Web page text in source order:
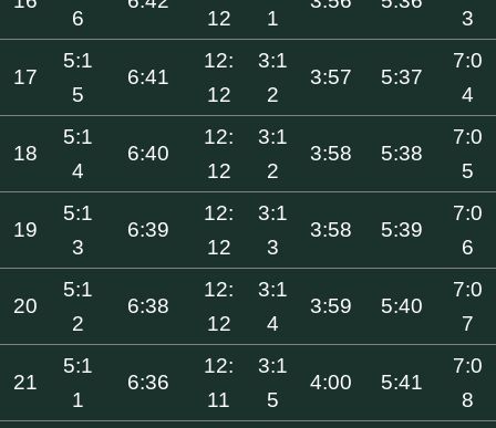
6 12 1 3
17
5:1
5
6:41
12:
12
3:1
2
3:57 5:37
7:0
4
18
5:1
4
6:40
12:
12
3:1
2
3:58 5:38
7:0
5
19
5:1
3
6:39
12:
12
3:1
3
3:58 5:39
7:0
6
20
5:1
2
6:38
12:
12
3:1
4
3:59 5:40
7:0
7
21
5:1
1
6:36
12:
11
3:1
5
4:00 5:41
7:0
8